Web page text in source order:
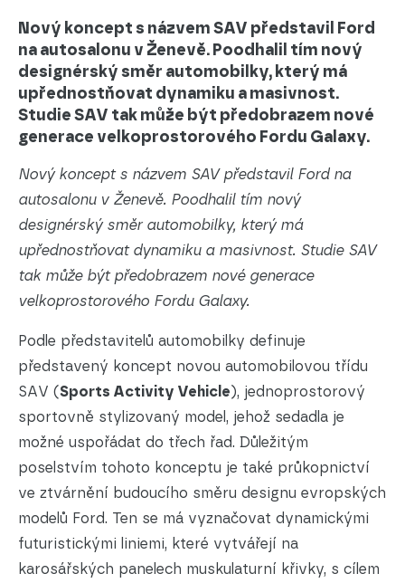
Nový koncept s názvem SAV představil Ford
na autosalonu v Ženevě. Poodhalil tím nový
designérský směr automobilky, který má
upřednostňovat dynamiku a masivnost.
Studie SAV tak může být předobrazem nové
generace velkoprostorového Fordu Galaxy.
Nový koncept s názvem SAV představil Ford na
autosalonu v Ženevě. Poodhalil tím nový
designérský směr automobilky, který má
upřednostňovat dynamiku a masivnost. Studie SAV
tak může být předobrazem nové generace
velkoprostorového Fordu Galaxy.
Podle představitelů automobilky definuje
představený koncept novou automobilovou třídu
SAV (Sports Activity Vehicle), jednoprostorový
sportovně stylizovaný model, jehož sedadla je
možné uspořádat do třech řad. Důležitým
poselstvím tohoto konceptu je také průkopnictví
ve ztvárnění budoucího směru designu evropských
modelů Ford. Ten se má vyznačovat dynamickými
futuristickými liniemi, které vytvářejí na
karosářských panelech muskulaturní křivky, s cílem